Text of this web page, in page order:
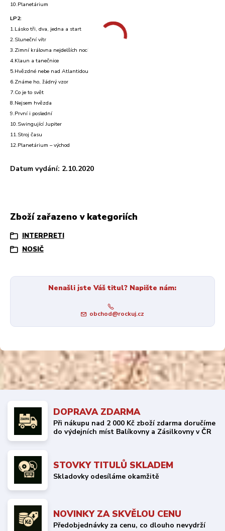
10.Planetárium
LP2:
1.Lásko tři, dva, jedna a start
2.Sluneční vítr
3.Zimní královna nejdelších nocí
4.Klaun a tanečnice
5.Hvězdné nebe nad Atlantidou
6.Známe ho, žádný vzor
7.Co je to svět
8.Nejsem hvězda
9.První i poslední
10.Swingující Jupiter
11.Stroj času
12.Planetárium – východ
Datum vydání: 2.10.2020
Zboží zařazeno v kategoriích
INTERPRETI
NOSIČ
Nenašli jste Váš titul? Napište nám:
obchod@rockuj.cz
DOPRAVA ZDARMA
Při nákupu nad 2 000 Kč zboží zdarma doručíme
do výdejních míst Balíkovny a Zásilkovny v ČR
STOVKY TITULŮ SKLADEM
Skladovky odesíláme okamžitě
NOVINKY ZA SKVĚLOU CENU
Předobjednávky za cenu, co dlouho nevydrží